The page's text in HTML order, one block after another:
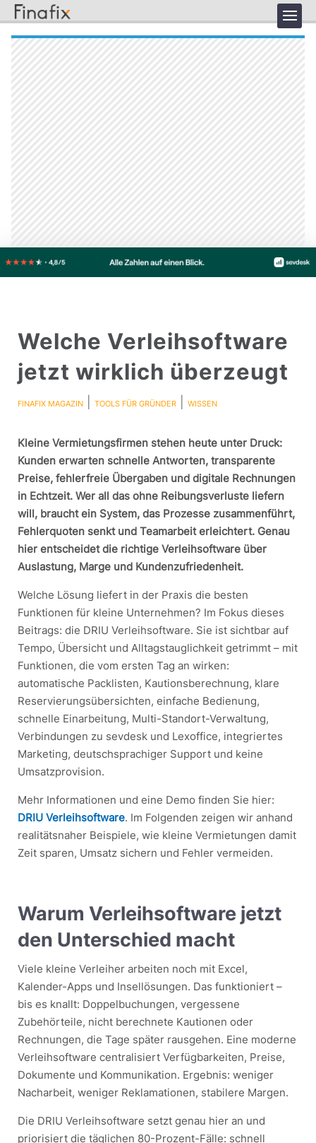
Welche Verleihsoftware
jetzt wirklich überzeugt
FINAFIX MAGAZIN| TOOLS FÜR GRÜNDER| WISSEN
Kleine Vermietungsfirmen stehen heute unter Druck:
Kunden erwarten schnelle Antworten, transparente
Preise, fehlerfreie Übergaben und digitale Rechnungen
in Echtzeit. Wer all das ohne Reibungsverluste liefern
will, braucht ein System, das Prozesse zusammenführt,
Fehlerquoten senkt und Teamarbeit erleichtert. Genau
hier entscheidet die richtige Verleihsoftware über
Auslastung, Marge und Kundenzufriedenheit.
Welche Lösung liefert in der Praxis die besten
Funktionen für kleine Unternehmen? Im Fokus dieses
Beitrags: die DRIU Verleihsoftware. Sie ist sichtbar auf
Tempo, Übersicht und Alltagstauglichkeit getrimmt – mit
Funktionen, die vom ersten Tag an wirken:
automatische Packlisten, Kautionsberechnung, klare
Reservierungsübersichten, einfache Bedienung,
schnelle Einarbeitung, Multi-Standort-Verwaltung,
Verbindungen zu sevdesk und Lexoffice, integriertes
Marketing, deutschsprachiger Support und keine
Umsatzprovision.
Mehr Informationen und eine Demo finden Sie hier:
DRIU Verleihsoftware. Im Folgenden zeigen wir anhand
realitätsnaher Beispiele, wie kleine Vermietungen damit
Zeit sparen, Umsatz sichern und Fehler vermeiden.
Warum Verleihsoftware jetzt
den Unterschied macht
Viele kleine Verleiher arbeiten noch mit Excel,
Kalender-Apps und Insellösungen. Das funktioniert –
bis es knallt: Doppelbuchungen, vergessene
Zubehörteile, nicht berechnete Kautionen oder
Rechnungen, die Tage später rausgehen. Eine moderne
Verleihsoftware centralisiert Verfügbarkeiten, Preise,
Dokumente und Kommunikation. Ergebnis: weniger
Nacharbeit, weniger Reklamationen, stabilere Margen.
Die DRIU Verleihsoftware setzt genau hier an und
priorisiert die täglichen 80-Prozent-Fälle: schnell